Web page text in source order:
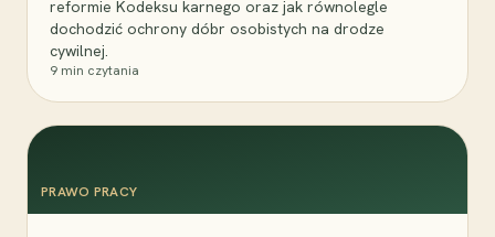
reformie Kodeksu karnego oraz jak równolegle
dochodzić ochrony dóbr osobistych na drodze
cywilnej.
9 min czytania
PRAWO PRACY